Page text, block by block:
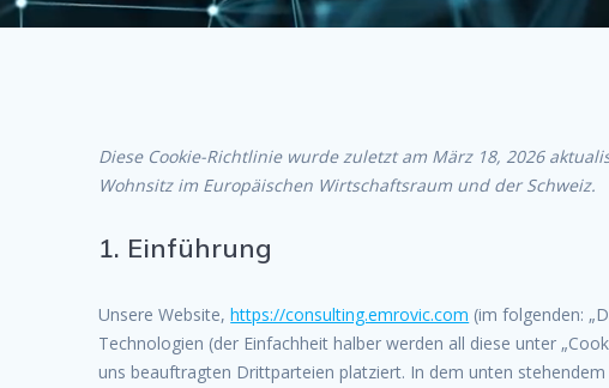
Diese Cookie-Richtlinie wurde zuletzt am März 18, 2026
Wohnsitz im Europäischen Wirtschaftsraum und der Schweiz.
1. Einführung
Unsere Website,https://consulting.emrovic.com (im folgenden:
Technologien (der Einfachheit halber werden all diese unter
uns beauftragten Drittparteien platziert. In dem unten